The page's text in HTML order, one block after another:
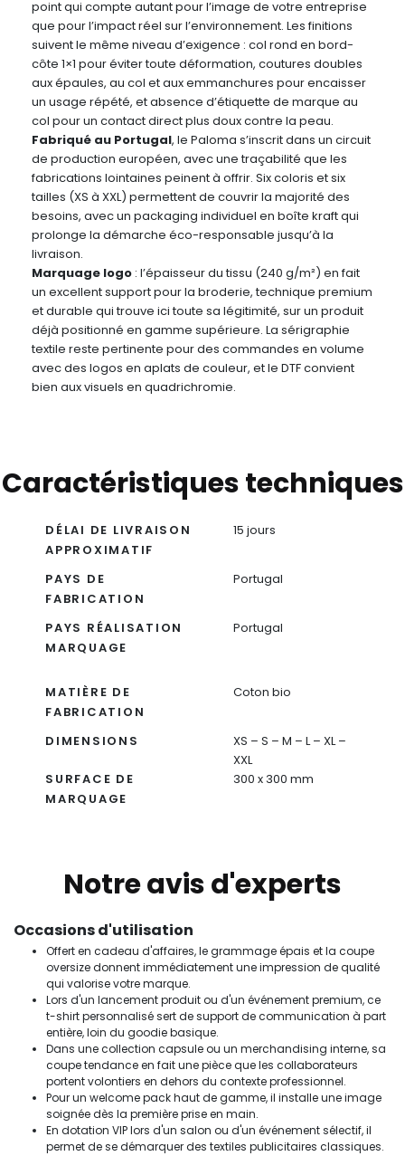
point qui compte autant pour l’image de votre entreprise
que pour l’impact réel sur l’environnement. Les finitions
suivent le même niveau d’exigence : col rond en bord-
côte 1×1 pour éviter toute déformation, coutures doubles
aux épaules, au col et aux emmanchures pour encaisser
un usage répété, et absence d’étiquette de marque au
col pour un contact direct plus doux contre la peau.
Fabriqué au Portugal, le Paloma s’inscrit dans un circuit
de production européen, avec une traçabilité que les
fabrications lointaines peinent à offrir. Six coloris et six
tailles (XS à XXL) permettent de couvrir la majorité des
besoins, avec un packaging individuel en boîte kraft qui
prolonge la démarche éco-responsable jusqu’à la
livraison.
Marquage logo : l’épaisseur du tissu (240 g/m²) en fait
un excellent support pour la broderie, technique premium
et durable qui trouve ici toute sa légitimité, sur un produit
déjà positionné en gamme supérieure. La sérigraphie
textile reste pertinente pour des commandes en volume
avec des logos en aplats de couleur, et le DTF convient
bien aux visuels en quadrichromie.
Caractéristiques techniques
DÉLAI DE LIVRAISON
APPROXIMATIF
15 jours
PAYS DE
FABRICATION
Portugal
PAYS RÉALISATION
MARQUAGE
Portugal
MATIÈRE DE
FABRICATION
Coton bio
DIMENSIONS
XS – S – M – L – XL –
XXL
SURFACE DE
MARQUAGE
300 x 300 mm
Notre avis d'experts
Occasions d'utilisation
Offert en cadeau d'affaires, le grammage épais et la coupe
oversize donnent immédiatement une impression de qualité
qui valorise votre marque.
Lors d'un lancement produit ou d'un événement premium, ce
t-shirt personnalisé sert de support de communication à part
entière, loin du goodie basique.
Dans une collection capsule ou un merchandising interne, sa
coupe tendance en fait une pièce que les collaborateurs
portent volontiers en dehors du contexte professionnel.
Pour un welcome pack haut de gamme, il installe une image
soignée dès la première prise en main.
En dotation VIP lors d'un salon ou d'un événement sélectif, il
permet de se démarquer des textiles publicitaires classiques.